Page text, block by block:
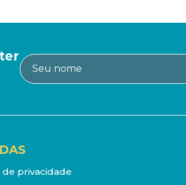
de privacidade